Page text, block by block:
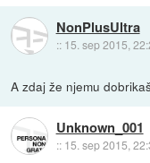
NonPlusUltra
:: 15. sep 2015,
A zdaj že njemu
Unknown_001
:: 15. sep 2015,